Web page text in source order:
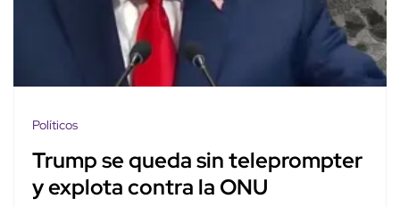
Políticos
Trump se queda sin teleprompter
y explota contra la ONU